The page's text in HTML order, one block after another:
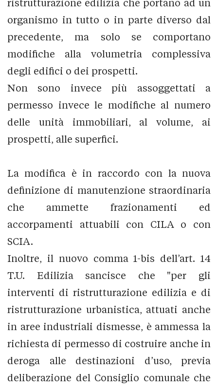
ristrutturazione edilizia che portano ad un
organismo in tutto o in parte diverso dal
precedente, ma solo se comportano
modifiche alla volumetria complessiva
degli edifici o dei prospetti.
Non sono invece più assoggettati a
permesso invece le modifiche al numero
delle unità immobiliari, al volume, ai
prospetti, alle superfici.
La modifica è in raccordo con la nuova
definizione di manutenzione straordinaria
che ammette frazionamenti ed
accorpamenti attuabili con CILA o con
SCIA.
Inoltre, il nuovo comma 1-bis dell’art. 14
T.U. Edilizia sancisce che "per gli
interventi di ristrutturazione edilizia e di
ristrutturazione urbanistica, attuati anche
in aree industriali dismesse, è ammessa la
richiesta di permesso di costruire anche in
deroga alle destinazioni d’uso, previa
deliberazione del Consiglio comunale che